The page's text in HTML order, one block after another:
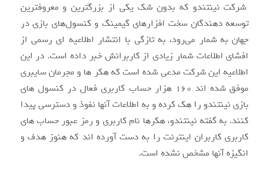
شرکت نینتندو که بدون شک یکی از بزرگترین و معروفترین
توسعه دهندگان سخت افزارهای گیمینگ و کنسول‌های بازی در
جهان به شمار می‌رود، به تازگی با انتشار اطلاعیه ای رسمی از
افشای اطلاعات شمار زیادی از کاربرانش خبر داده است. در این
اطلاعیه این شرکت مدعی شده است که هکر ها و مجرمان سایبری
موفق شده اند ۱۶۰ هزار حساب کاربری فعال در کنسول های
بازی نینتندو را هک کرده و به اطلاعات آنها نفوذ و دسترسی پیدا
کنند. به گفته نینتندو، هکرها نام کاربری و رمز عبور حساب های
کاربری کاربران اینترنت را به دست آورده اند که هنوز هدف و
انگیزه آنها مشخص نشده است.